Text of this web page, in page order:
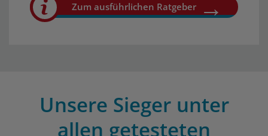
Zum ausführlichen Ratgeber
Unsere Sieger unter
allen getesteten